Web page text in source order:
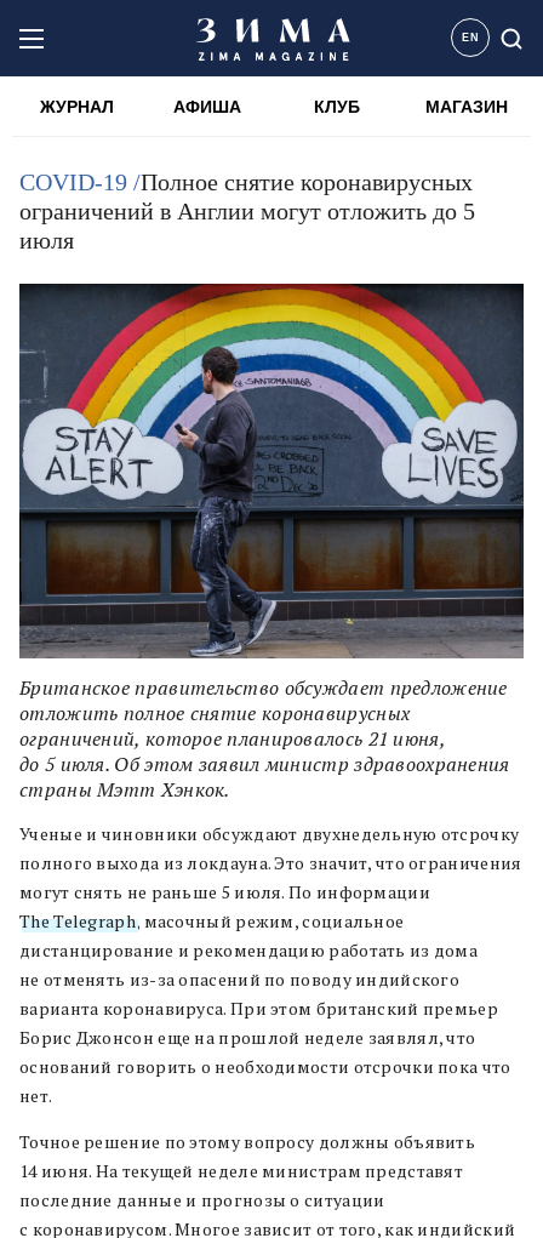
EN
ЖУРНАЛ АФИША КЛУБ МАГАЗИН
COVID-19 /Полное снятие коронавирусных
ограничений в Англии могут отложить до 5
июля
Британское правительство обсуждает предложение
отложить полное снятие коронавирусных
ограничений, которое планировалось 21 июня,
до 5 июля. Об этом заявил министр здравоохранения
страны Мэтт Хэнкок.
Ученые и чиновники обсуждают двухнедельную отсрочку
полного выхода из локдауна. Это значит, что ограничения
могут снять не раньше 5 июля. По информации
The Telegraph, масочный режим, социальное
дистанцирование и рекомендацию работать из дома
не отменять из-за опасений по поводу индийского
варианта коронавируса. При этом британский премьер
Борис Джонсон еще на прошлой неделе заявлял, что
оснований говорить о необходимости отсрочки пока что
нет.
Точное решение по этому вопросу должны объявить
14 июня. На текущей неделе министрам представят
последние данные и прогнозы о ситуации
с коронавирусом. Многое зависит от того, как индийский